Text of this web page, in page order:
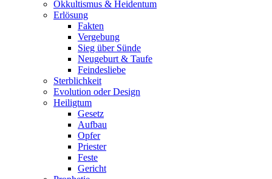
Okkultismus & Heidentum
Erlösung
Fakten
Vergebung
Sieg über Sünde
Neugeburt & Taufe
Feindesliebe
Sterblichkeit
Evolution oder Design
Heiligtum
Gesetz
Aufbau
Opfer
Priester
Feste
Gericht